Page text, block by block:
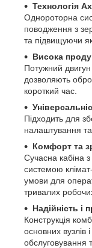
Технологія
Однороторна
поводження з
та підвищуючи
Висока
Потужний
дозволяють
короткий час.
Підходить для
налаштування та
Комфорт та
Сучасна кабіна
системою
умови для
тривалих
Надійність і
Конструкція
основних вузлів
обслуговування